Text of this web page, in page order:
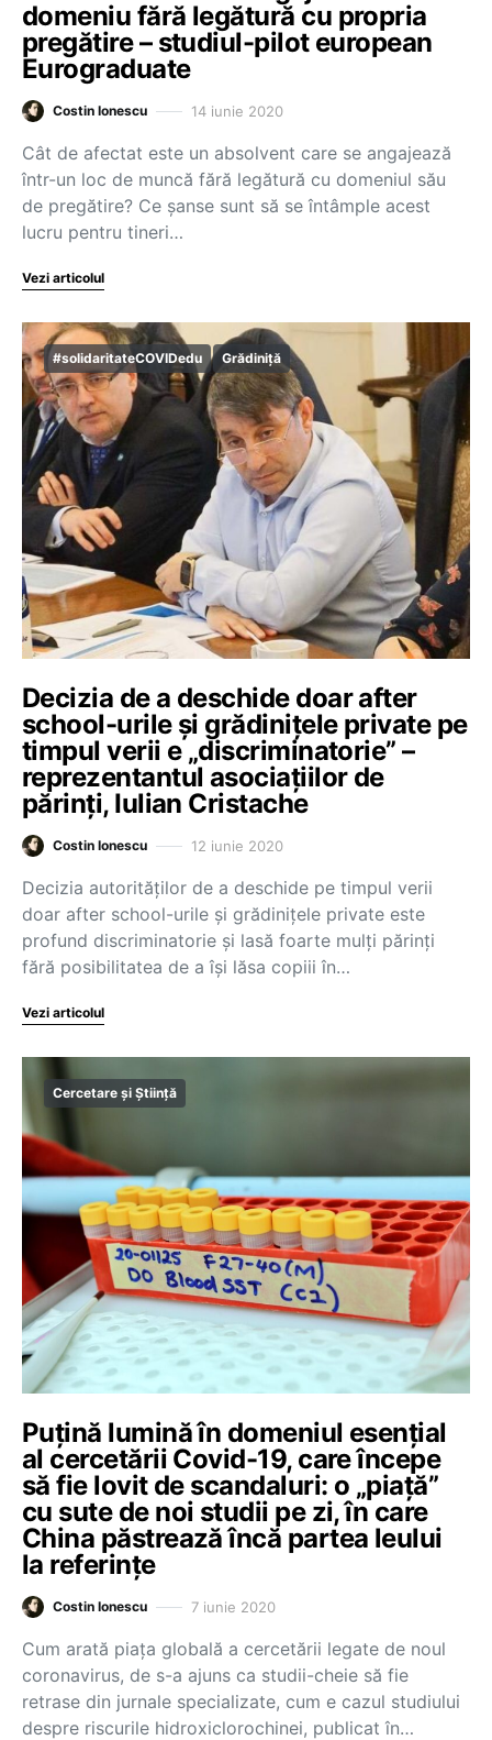
domeniu fără legătură cu propria
pregătire – studiul-pilot european
Eurograduate
Costin Ionescu 14 iunie 2020
Cât de afectat este un absolvent care se angajează
într-un loc de muncă fără legătură cu domeniul său
de pregătire? Ce șanse sunt să se întâmple acest
lucru pentru tineri…
Vezi articolul
#solidaritateCOVIDedu Grădiniță
Decizia de a deschide doar after
school-urile și grădinițele private pe
timpul verii e „discriminatorie” –
reprezentantul asociațiilor de
părinți, Iulian Cristache
Costin Ionescu 12 iunie 2020
Decizia autorităților de a deschide pe timpul verii
doar after school-urile și grădinițele private este
profund discriminatorie și lasă foarte mulți părinți
fără posibilitatea de a își lăsa copiii în…
Vezi articolul
Cercetare și Știință
Puțină lumină în domeniul esențial
al cercetării Covid-19, care începe
să fie lovit de scandaluri: o „piață”
cu sute de noi studii pe zi, în care
China păstrează încă partea leului
la referințe
Costin Ionescu 7 iunie 2020
Cum arată piața globală a cercetării legate de noul
coronavirus, de s-a ajuns ca studii-cheie să fie
retrase din jurnale specializate, cum e cazul studiului
despre riscurile hidroxiclorochinei, publicat în…